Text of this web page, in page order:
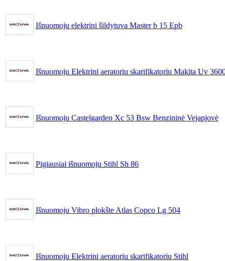
Išnuomoju elektrini šildytuva Master b 15 Epb
Išnuomoju Elektrini aeratoriu skarifikatoriu Makita Uv
Išnuomoju Castelgarden Xc 53 Bsw Benzininė Vejapjovė
Pigiausiai išnuomoju Stihl Sh 86
Išnuomoju Vibro plokšte Atlas Copco Lg 504
Išnuomoju Elektrini aeratoriu skarifikatoriu Stihl